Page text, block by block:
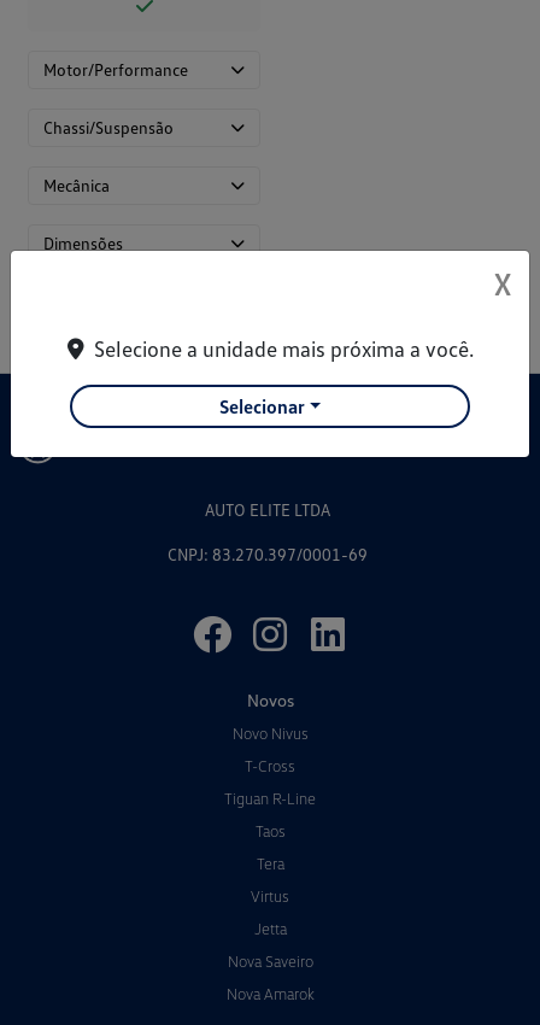
Motor/Performance
Chassi/Suspensão
Mecânica
Dimensões
AUTO ELITE LTDA
CNPJ: 83.270.397/0001-69
Novos
Novo Nivus
T-Cross
Tiguan R-Line
Taos
Tera
Virtus
Jetta
Nova Saveiro
Nova Amarok
X
Selecione a unidade mais próxima a você.
Selecionar